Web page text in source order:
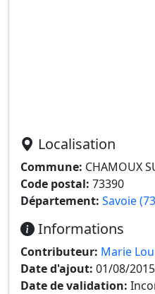
Localisation
Commune: CHAMOUX
Code postal: 73390
Département: Savoie
Informations
Contributeur: Marie Lou
Date d'ajout: 01/08/
Date de validation: